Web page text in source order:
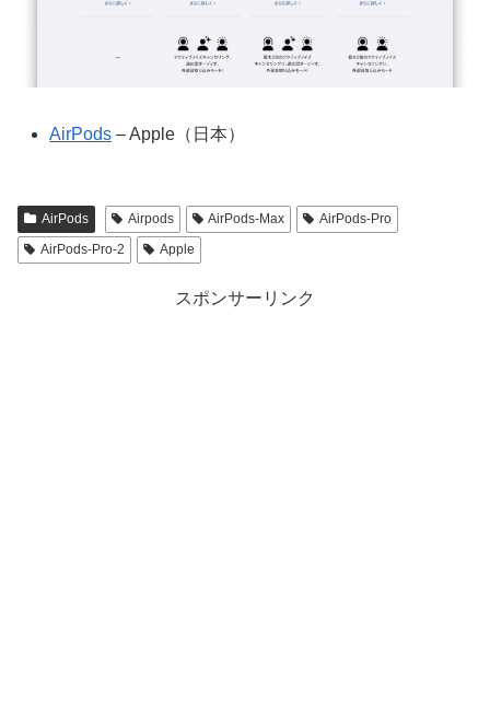
AirPods – Apple（日本）
AirPods Airpods AirPods-Max
AirPods-Pro
AirPods-Pro-2
Apple
スポンサーリンク